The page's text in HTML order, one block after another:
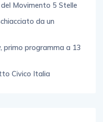
Movimento 5 Stelle
da un
primo programma a 13
Civico Italia